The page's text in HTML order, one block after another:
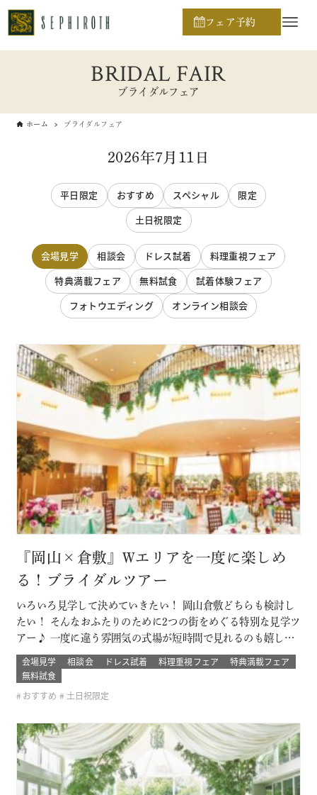
フェア予約
BRIDAL FAIR
ブライダルフェア
ホーム ブライダルフェア
2026年7月11日
平日限定 おすすめ スペシャル
限定
土日祝限定
会場見学 相談会 ドレス試着
料理重視フェア
特典満載フェア
無料試食
試着体験フェア
フォトウエディング
オンライン相談会
『岡山×倉敷』Wエリアを一度に楽しめ
る！ブライダルツアー
いろいろ見学して決めていきたい！ 岡山倉敷どちらも検討し
たい！ そんなおふたりのために2つの街をめぐる特別な見学ツ
アー♪ 一度に違う雰囲気の式場が短時間で見れるのも嬉しい
ポイント！ ブライダルデート楽しもう！ このフェアに含まれ
るコンテンツ SPECIAL BENEFITS HPからフェア予約された
ン…
会場見学 相談会 ドレス試着 料理重視フェア
特典満載フェア
無料試食
おすすめ
土日祝限定